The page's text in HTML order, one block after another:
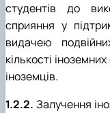
студентів до
сприяння у
видачею
кількості
іноземців.
1.2.2. Залучення